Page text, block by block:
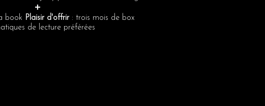
+
book Plaisir d'offrir : trois mois de box
de lecture préférées